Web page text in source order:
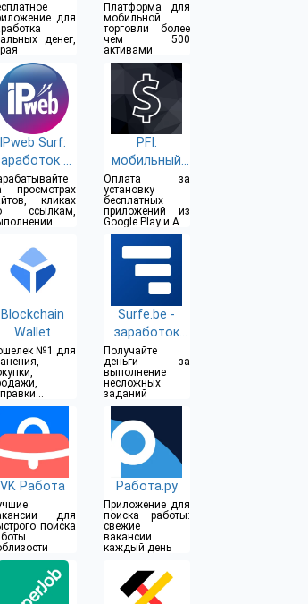
для
денег,
Платформа для
мобильной
торговли более
чем 500
активами
IPweb Surf:
в
интернет
просмотрах
кликах
ссылкам,
PFI:
мобильный
заработок
Оплата за
установку
бесплатных
приложений из
Google Play и App
Store
Blockchain
Wallet
№1 для
и
Surfe.be -
заработок
без вложений
Получайте
деньги за
выполнение
несложных
заданий
VK Работа
для
поиска
Работа.ру
Приложение для
поиска работы:
свежие
вакансии
каждый день